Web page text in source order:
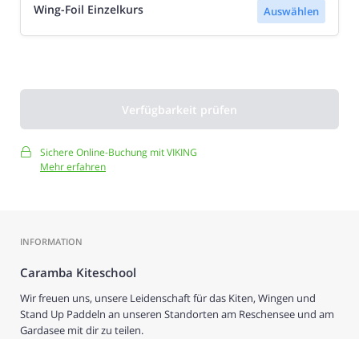
Wing-Foil Einzelkurs Auswählen
Verfügbarkeit prüfen
Sichere Online-Buchung mit VIKING
Mehr erfahren
INFORMATION
Caramba Kiteschool
Wir freuen uns, unsere Leidenschaft für das Kiten, Wingen und
Stand Up Paddeln an unseren Standorten am Reschensee und am
Gardasee mit dir zu teilen.